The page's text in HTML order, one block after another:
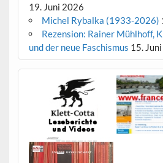
19. Juni 2026
Michel Rybalka (1933-2026)
Rezension: Rainer Mühlhoff,
und der neue Faschismus 15.